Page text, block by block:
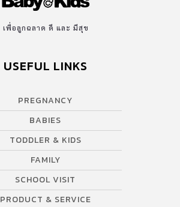
เพื่อลูกฉลาด ดี และ มีสุข
USEFUL LINKS
PREGNANCY
BABIES
TODDLER & KIDS
FAMILY
SCHOOL VISIT
PRODUCT & SERVICE